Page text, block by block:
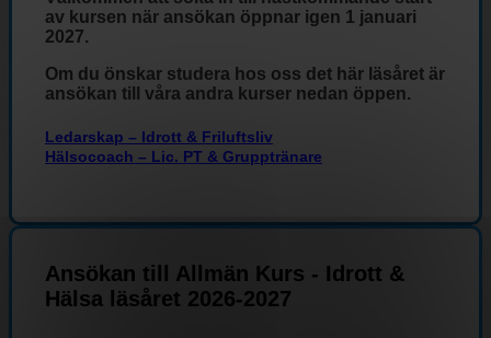
av kursen när ansökan öppnar igen 1 januari
2027.
Om du önskar studera hos oss det här läsåret är
ansökan till våra andra kurser nedan öppen.
Ledarskap – Idrott & Friluftsliv
Hälsocoach – Lic. PT & Grupptränare
Ansökan till Allmän Kurs - Idrott &
Hälsa läsåret 2026-2027